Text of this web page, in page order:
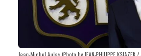
Jean-Michel Aulas (Photo by JEAN-PHILIPPE KSIAZEK /